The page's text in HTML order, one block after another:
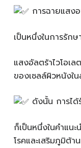
การฉายแสง
เป็นหนึ่งในการรักษ
แสงอัลตร้าไวโอเ
ของเซลล์ผิวหนังใน
ดังนั้น การได้
ก็เป็นหนึ่งในคำแน
โรคและเสริมภูมิต้า